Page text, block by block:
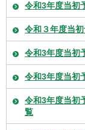
令和3年度当初
令和３年度当
令和3年度当初
令和3年度当初
令和3年度当初
覧